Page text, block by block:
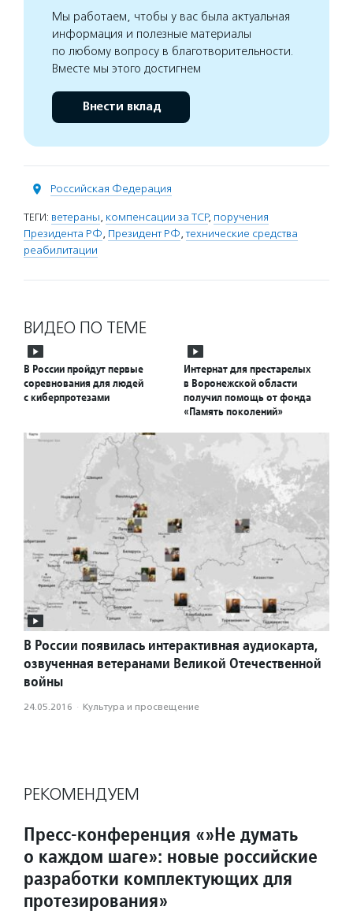
Мы работаем, чтобы у вас была актуальная
информация и полезные материалы
по любому вопросу в благотворительности.
Вместе мы этого достигнем
Внести вклад
Российская Федерация
ТЕГИ: ветераны, компенсации за ТСР, поручения
Президента РФ, Президент РФ,технические средства
реабилитации
ВИДЕО ПО ТЕМЕ
В России пройдут первые
соревнования для людей
с киберпротезами
Интернат для престарелых
в Воронежской области
получил помощь от фонда
«Память поколений»
В России появилась интерактивная аудиокарта,
озвученная ветеранами Великой Отечественной
войны
24.05.2016 · Культура и просвещение
РЕКОМЕНДУЕМ
Пресс-конференция «»Не думать
о каждом шаге»: новые российские
разработки комплектующих для
протезирования»